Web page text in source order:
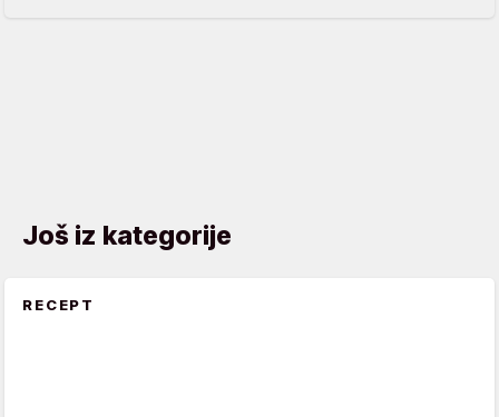
Još iz kategorije
RECEPT